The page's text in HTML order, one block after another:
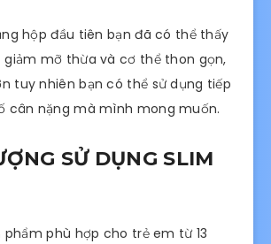
hộp đầu tiên bạn đã có thể thấy
giảm mỡ thừa và cơ thể thon gọn,
tuy nhiên bạn có thể sử dụng tiếp
cân nặng mà mình mong muốn.
SỬ DỤNG SLIM
phẩm phù hợp cho trẻ em từ 13